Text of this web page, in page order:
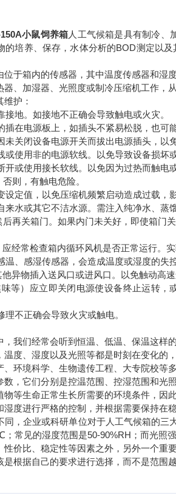
小鼠饲养箱人工气候箱是具有制冷、
的培养、保存，水体分析的BOD测定以
位于箱内的传感器，其中温度传感器和
、加湿器、光照度或制冷压缩机工作，
护：
地。如接地不正确会导致触电或火灾。
插在电源板上，如插头不紧易松脱，也可
未关闭设备电源开关而拔出电源插头，以
或使用非的电源软线。以免导致设备损坏
开或使用接长软线。以免因为过热而触电
则，有触电危险。
设定值，以免压缩机频繁启动造成过载，
来水或其它不洁水源。需注入纯净水、蒸
再关箱门。如果内门未关好，即使箱门
经常检查箱内循环风机是否正常运行。
、感湿传感器，会造成温度或湿度的失控
异物插入送风口或进风口。以免触动高
等）应立即关闭电源使设备终止运转
不正确会导致火灾或触电。
，我们经常会听到恒温、低温、保温这
温度、湿度以及光照等都是时刻在变化
环境科学、生物遗传工程、大专院校等
数，它们分别是控温范围、控湿范围和
物等生命正常生长所需要的环境条件，
度进行严格的控制，并根据需要保持在
同，企业或科研单位对于人工气候箱的
常见的湿度范围是50-90%RH；而光照
性价比、稳定性等因素之外，另外一个
根据自己的要求进行选择，而不是范围越